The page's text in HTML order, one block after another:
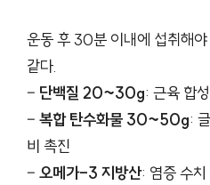
운동 후 30분 이내에 섭취해
같다.
– 단백질 20~30g: 근육 합
– 복합 탄수화물 30~50g:
비 촉진
– 오메가-3 지방산: 염증 수